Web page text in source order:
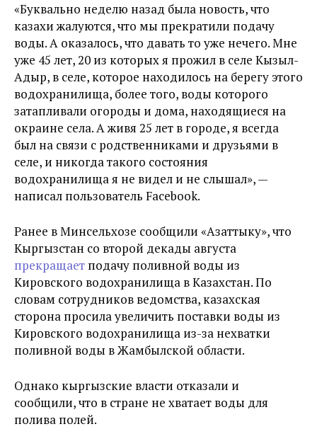
«Буквально неделю назад была новость, что
казахи жалуются, что мы прекратили подачу
воды. А оказалось, что давать то уже нечего. Мне
уже 45 лет, 20 из которых я прожил в селе Кызыл-
Адыр, в селе, которое находилось на берегу этого
водохранилища, более того, воды которого
затапливали огороды и дома, находящиеся на
окраине села. А живя 25 лет в городе, я всегда
был на связи с родственниками и друзьями в
селе, и никогда такого состояния
водохранилища я не видел и не слышал», —
написал пользователь Facebook.
Ранее в Минсельхозе сообщили «Азаттыку», что
Кыргызстан со второй декады августа
прекращает подачу поливной воды из
Кировского водохранилища в Казахстан. По
словам сотрудников ведомства, казахская
сторона просила увеличить поставки воды из
Кировского водохранилища из-за нехватки
поливной воды в Жамбылской области.
Однако кыргызские власти отказали и
сообщили, что в стране не хватает воды для
полива полей.